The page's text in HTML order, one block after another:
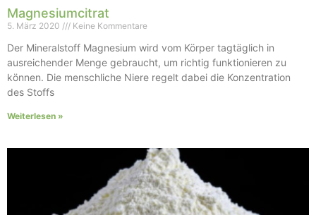
Magnesiumcitrat
5. März 2020 Keine Kommentare
Der Mineralstoff Magnesium wird vom Körper tagtäglich in
ausreichender Menge gebraucht, um richtig funktionieren zu
können. Die menschliche Niere regelt dabei die Konzentration
des Stoffs
Weiterlesen »